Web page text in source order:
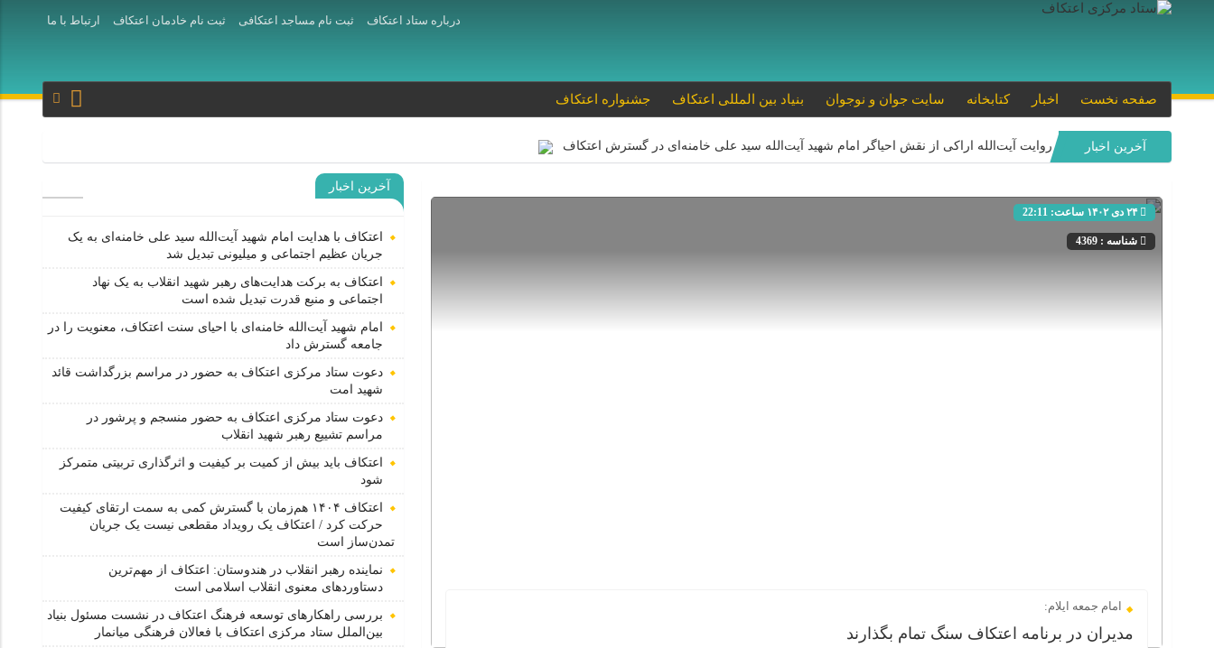
درباره ستاد اعتکاف ثبت نام مساجد اعتکافی ثبت نام خادمان اعتکاف ارتباط با ما
صفحه نخست اخبار کتابخانه سایت جوان و نوجوان بنیاد بین المللی اعتکاف جشنواره اعتکاف
آخرین اخبار روایت آیت‌الله اراکی از نقش احیاگر امام شهید آیت‌الله سید علی خامنه‌ای در گسترش اعتکاف
روایت سردار فلاح‌زاده از نقش احیاگر اعتکاف، رهبر شهید انقلاب در شکوفایی اعتکاف اعتکاف به برکت هدایت‌های رهبر شهید انقلاب به یک نهاد اجتماعی و منبع قدرت تبدیل شده است
روایت آیت‌الله موسوی اصفهانی از نقش احیاگر اعتکاف امام شهید آیت‌الله سید علی خامنه‌ای(مدظله العالی) در گسترش اعتکاف
سخنان حجت‌الاسلام تکیه‌ای در آستانه برگزاری مراسم تشییع پیکر مطهر رهبر شهید انقلاب در قم
۲۴ دی ۱۴۰۲ ساعت: 22:11
شناسه : 4369
امام جمعه ایلام:
مدیران در برنامه اعتکاف سنگ تمام بگذارند
آخرین اخبار
اعتکاف با هدایت امام شهید آیت‌الله سید علی خامنه‌ای به یک
جریان عظیم اجتماعی و میلیونی تبدیل شد
اعتکاف به برکت هدایت‌های رهبر شهید انقلاب به یک نهاد
اجتماعی و منبع قدرت تبدیل شده است
امام شهید آیت‌الله خامنه‌ای با احیای سنت اعتکاف، معنویت را در
جامعه گسترش داد
دعوت ستاد مرکزی اعتکاف به حضور در مراسم بزرگداشت قائد
شهید امت
دعوت ستاد مرکزی اعتکاف به حضور منسجم و پرشور در
مراسم تشییع رهبر شهید انقلاب
اعتکاف باید بیش از کمیت بر کیفیت و اثرگذاری تربیتی متمرکز
شود
اعتکاف ۱۴۰۴ هم‌زمان با گسترش کمی به سمت ارتقای کیفیت
حرکت کرد / اعتکاف یک رویداد مقطعی نیست یک جریان
تمدن‌ساز است
نماینده رهبر انقلاب در هندوستان: اعتکاف از مهم‌ترین
دستاوردهای معنوی انقلاب اسلامی است
بررسی راهکارهای توسعه فرهنگ اعتکاف در نشست مسئول بنیاد
بین‌الملل ستاد مرکزی اعتکاف با فعالان فرهنگی میانمار